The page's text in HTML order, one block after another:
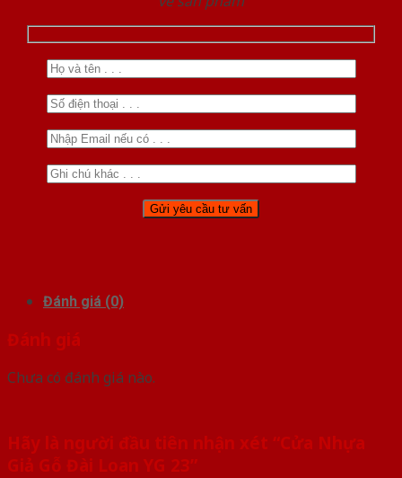
Đánh giá (0)
Đánh giá
Chưa có đánh giá nào.
Hãy là người đầu tiên nhận xét “Cửa Nhựa
Giả Gỗ Đài Loan YG 23”